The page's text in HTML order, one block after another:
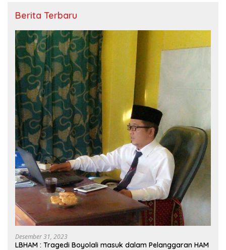
Berita Terbaru
Desember 31, 2023
LBHAM : Tragedi Boyolali masuk dalam Pelanggaran HAM